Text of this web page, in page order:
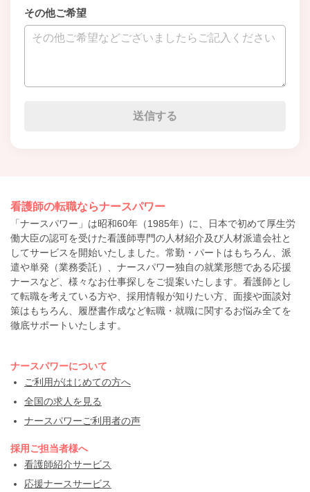
その他ご希望
看護師の転職ならナースパワー
「ナースパワー」は昭和60年（1985年）に、日本で初めて厚生労
働大臣の認可を受けた看護師専門の人材紹介及び人材派遣会社と
してサービスを開始いたしました。常勤・パートはもちろん、派
遣や単発（業務委託）、ナースパワー独自の就業形態である応援
ナースなど、様々なお仕事探しをご提案いたします。看護師とし
て転職を考えている方や、採用情報が知りたい方、面接や面談対
策はもちろん、履歴書作成など転職・就職に関するお悩み全てを
徹底サポートいたします。
ナースパワーについて
ご利用がはじめての方へ
全国の求人を見る
ナースパワーご利用者の声
採用ご担当者様へ
看護師紹介サービス
応援ナースサービス